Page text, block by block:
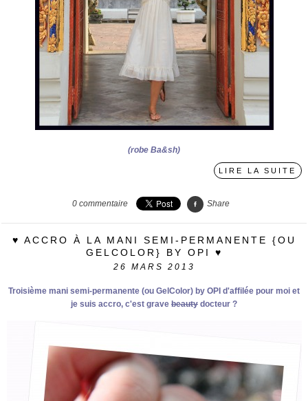
(robe Ba&sh)
LIRE LA SUITE
0 commentaire Share
♥ ACCRO À LA MANI SEMI-PERMANENTE {OU
GELCOLOR} BY OPI ♥
26 MARS 2013
Troisième mani semi-permanente (ou GelColor) by OPI d'affilée pour moi et
je suis accro, c'est grave beauty docteur ?